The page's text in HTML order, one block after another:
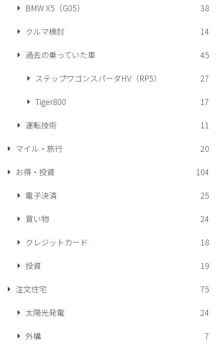
BMW X5（G05）
38
クルマ検討
14
過去の乗っていた車
45
ステップワゴンスパーダHV（RP5）
27
Tiger800
17
運転技術
11
マイル・旅行
20
お得・投資
104
電子決済
25
買い物
24
クレジットカード
18
投資
19
注文住宅
75
太陽光発電
24
外構
7